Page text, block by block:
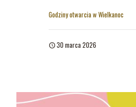
Godziny otwarcia w Wielkanoc
30 marca 2026